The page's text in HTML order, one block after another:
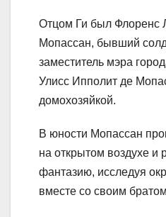
Отцом Ги был Флоренс
Мопассан, бывший
заместитель мэра
Улисс Ипполит де
домохозяйкой.
В юности Мопассан
на открытом воздухе и
фантазию, исследуя
вместе со своим